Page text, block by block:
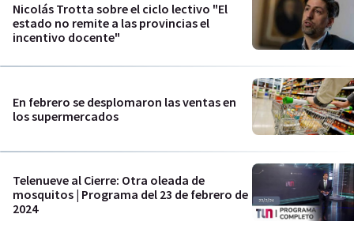
Nicolás Trotta sobre el ciclo lectivo "El
estado no remite a las provincias el
incentivo docente"
En febrero se desplomaron las ventas en
los supermercados
Telenueve al Cierre: Otra oleada de
mosquitos | Programa del 23 de febrero de
2024